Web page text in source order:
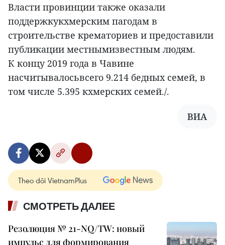
Власти провинции также оказали
поддержкукхмерским пагодам в
строительстве крематориев и предоставили
публикации местнымизвестным людям.
К концу 2019 года в Чавине
насчитывалосьвсего 9.214 бедных семей, в
том числе 5.395 кхмерских семей./.
ВИА
Theo dõi VietnamPlus
СМОТРЕТЬ ДАЛЕЕ
Резолюция № 21-NQ/TW: новый
импульс для формирования